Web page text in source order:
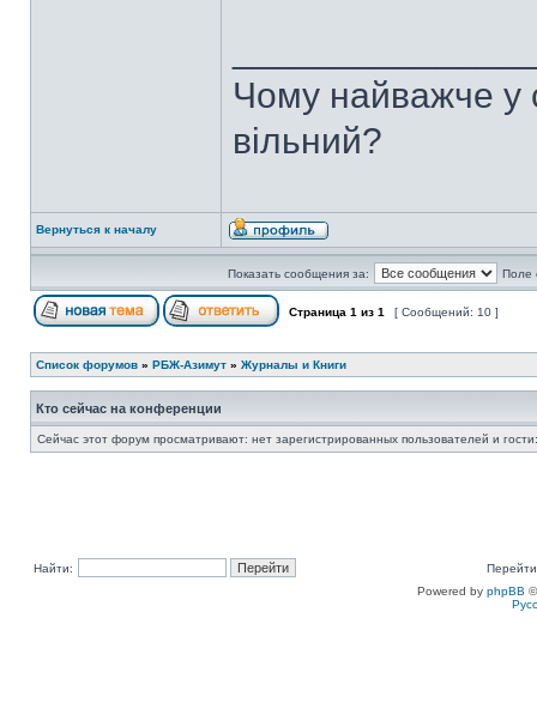
Чому найважче у
вільний?
Вернуться к началу
Показать сообщения за: Поле
Страница 1 из 1 [ Сообщений: 10 ]
Список форумов » РБЖ-Азимут » Журналы и Книги
Кто сейчас на конференции
Сейчас этот форум просматривают: нет зарегистрированных пользователей и
Найти:
Powered by phpBB